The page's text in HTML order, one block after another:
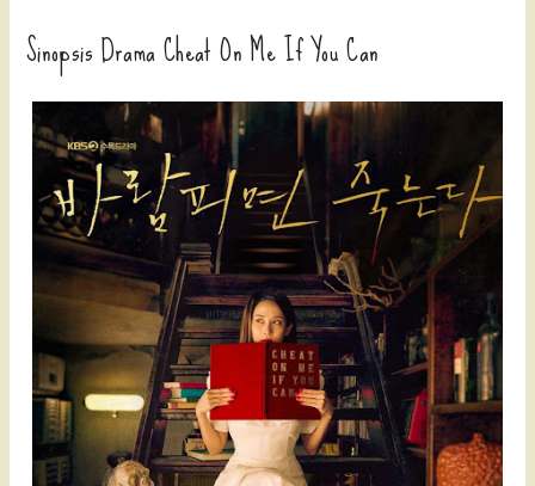
Sinopsis Drama Cheat On Me If You Can